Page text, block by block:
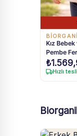
Kız
Pembe
Yaş
₺
Hızlı